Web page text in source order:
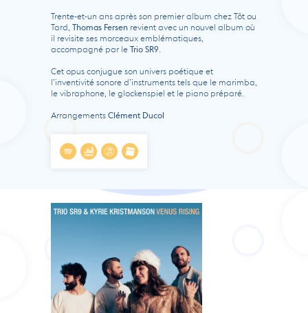
Trente-et-un ans après son premier album chez Tôt ou
Tard, Thomas Fersen revient avec un nouvel album où
il revisite ses morceaux emblématiques,
accompagné par le Trio SR9
Cet opus conjugue son univers poétique et
l’inventivité sonore d’instruments tels que le marimba,
le vibraphone, le glockenspiel et le piano préparé.
Arrangements Clément Ducol